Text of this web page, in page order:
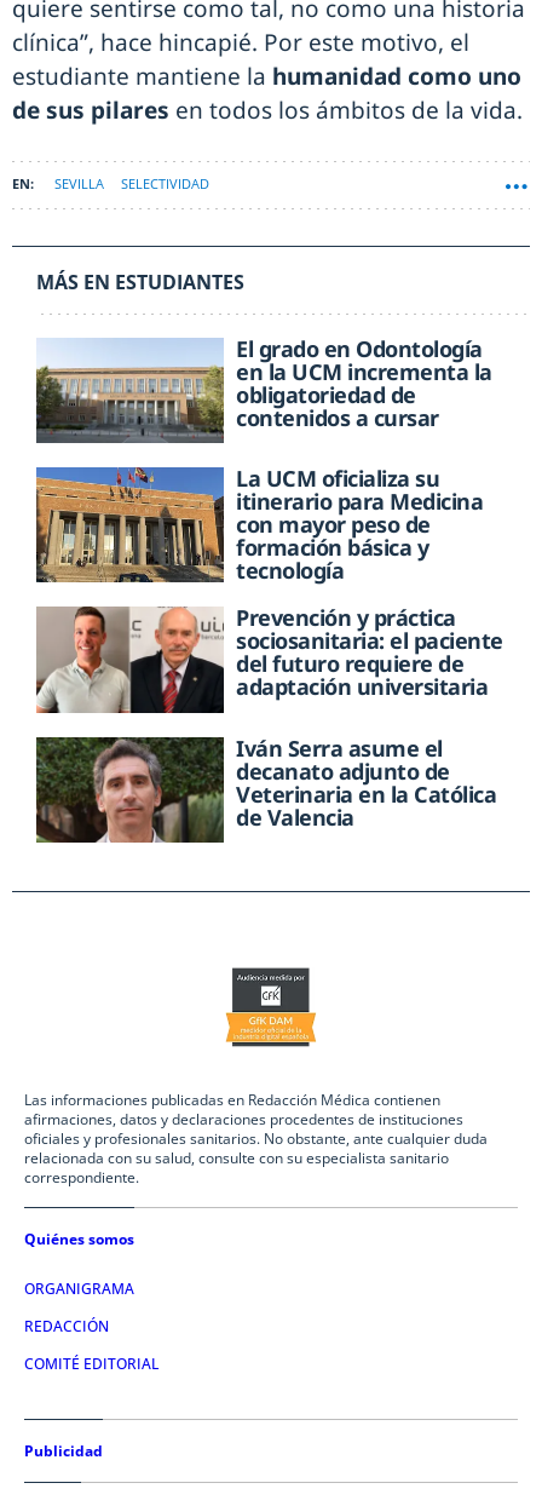
quiere sentirse como tal, no como una historia
clínica”, hace hincapié. Por este motivo, el
estudiante mantiene la humanidad como uno
de sus pilares en todos los ámbitos de la vida.
SEVILLA SELECTIVIDAD
MÁS EN ESTUDIANTES
El grado en Odontología
en la UCM incrementa la
obligatoriedad de
contenidos a cursar
La UCM oficializa su
itinerario para Medicina
con mayor peso de
formación básica y
tecnología
Prevención y práctica
sociosanitaria: el paciente
del futuro requiere de
adaptación universitaria
Iván Serra asume el
decanato adjunto de
Veterinaria en la Católica
de Valencia
Las informaciones publicadas en Redacción Médica contienen
afirmaciones, datos y declaraciones procedentes de instituciones
oficiales y profesionales sanitarios. No obstante, ante cualquier duda
relacionada con su salud, consulte con su especialista sanitario
correspondiente.
Quiénes somos
ORGANIGRAMA
REDACCIÓN
COMITÉ EDITORIAL
Publicidad